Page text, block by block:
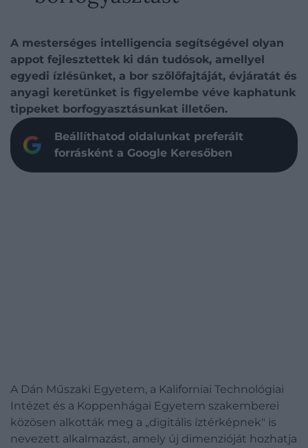
A mesterséges intelligencia segítségével olyan
appot fejlesztettek ki dán tudósok, amellyel
egyedi ízlésünket, a bor szőlőfajtáját, évjáratát és
anyagi keretünket is figyelembe véve kaphatunk
tippeket borfogyasztásunkat illetően.
Beállíthatod oldalunkat preferált
forrásként a Google Keresőben
A Dán Műszaki Egyetem, a Kaliforniai Technológiai
Intézet és a Koppenhágai Egyetem szakemberei
közösen alkották meg a „digitális íztérképnek" is
nevezett alkalmazást, amely új dimenzióját hozhatja